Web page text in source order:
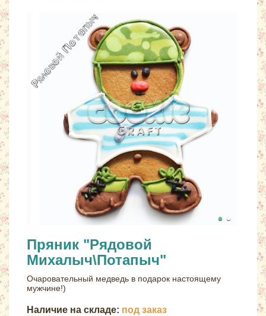
Пряник "Рядовой
Михалыч\Потапыч"
Очаровательный медведь в подарок настоящему
мужчине!)
Наличие на складе: под заказ